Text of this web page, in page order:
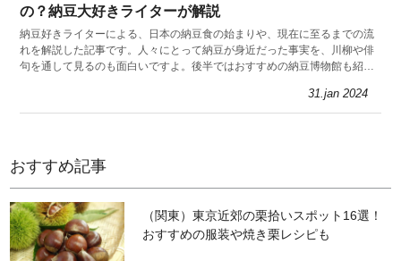
の？納豆大好きライターが解説
納豆好きライターによる、日本の納豆食の始まりや、現在に至るまでの流
れを解説した記事です。人々にとって納豆が身近だった事実を、川柳や俳
句を通して見るのも面白いですよ。後半ではおすすめの納豆博物館も紹
31.jan 2024
おすすめ記事
（関東）東京近郊の栗拾いスポット16選！
おすすめの服装や焼き栗レシピも